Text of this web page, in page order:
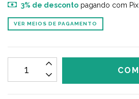
3% de descontopagando com Pix
VER MEIOS DE PAGAMENTO